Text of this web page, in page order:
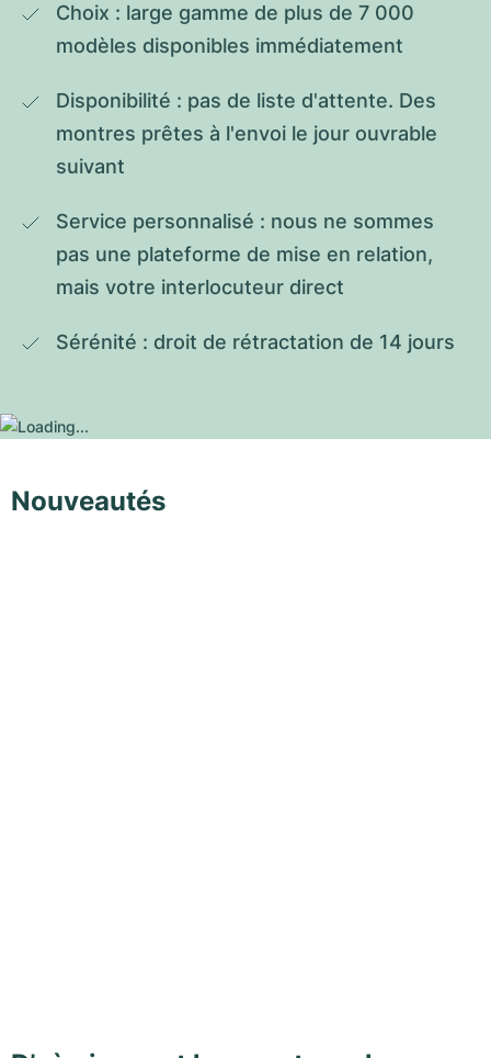
Choix : large gamme de plus de 7 000
modèles disponibles immédiatement
Disponibilité : pas de liste d'attente. Des
montres prêtes à l'envoi le jour ouvrable
suivant
Service personnalisé : nous ne sommes
pas une plateforme de mise en relation,
mais votre interlocuteur direct
Sérénité : droit de rétractation de 14 jours
Nouveautés